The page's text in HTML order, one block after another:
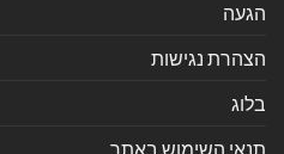
הגעה
הצהרת נגישות
בלוג
תנאי השימוש באתר